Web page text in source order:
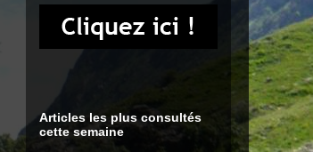
Articles les plus consultés
cette semaine